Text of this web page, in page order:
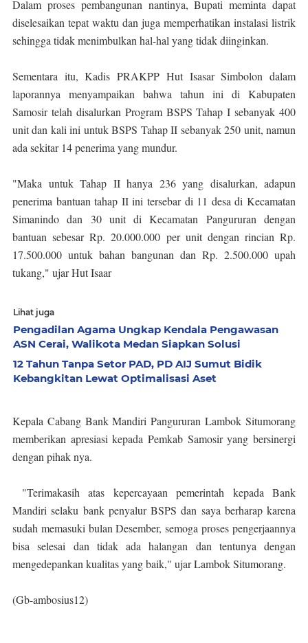
Dalam proses pembangunan nantinya, Bupati meminta dapat
diselesaikan tepat waktu dan juga memperhatikan instalasi listrik
sehingga tidak menimbulkan hal-hal yang tidak diinginkan.
Sementara itu, Kadis PRAKPP Hut Isasar Simbolon dalam
laporannya menyampaikan bahwa tahun ini di Kabupaten
Samosir telah disalurkan Program BSPS Tahap I sebanyak 400
unit dan kali ini untuk BSPS Tahap II sebanyak 250 unit, namun
ada sekitar 14 penerima yang mundur.
"Maka untuk Tahap II hanya 236 yang disalurkan, adapun
penerima bantuan tahap II ini tersebar di 11 desa di Kecamatan
Simanindo dan 30 unit di Kecamatan Pangururan dengan
bantuan sebesar Rp. 20.000.000 per unit dengan rincian Rp.
17.500.000 untuk bahan bangunan dan Rp. 2.500.000 upah
tukang," ujar Hut Isaar
Lihat juga
Pengadilan Agama Ungkap Kendala Pengawasan
ASN Cerai, Walikota Medan Siapkan Solusi
12 Tahun Tanpa Setor PAD, PD AIJ Sumut Bidik
Kebangkitan Lewat Optimalisasi Aset
Kepala Cabang Bank Mandiri Pangururan Lambok Situmorang
memberikan apresiasi kepada Pemkab Samosir yang bersinergi
dengan pihak nya.
"Terimakasih atas kepercayaan pemerintah kepada Bank
Mandiri selaku bank penyalur BSPS dan saya berharap karena
sudah memasuki bulan Desember, semoga proses pengerjaannya
bisa selesai dan tidak ada halangan dan tentunya dengan
mengedepankan kualitas yang baik," ujar Lambok Situmorang.
(Gb-ambosius12)